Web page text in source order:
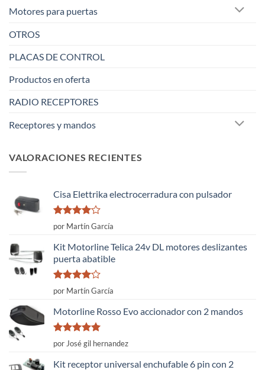
Motores para puertas
OTROS
PLACAS DE CONTROL
Productos en oferta
RADIO RECEPTORES
Receptores y mandos
VALORACIONES RECIENTES
Cisa Elettrika electrocerradura con pulsador
Valorado
con
5
por Martín García
Kit Motorline Telica 24v DL motores deslizantes
puerta abatible
Valorado
con
5
por Martín García
Motorline Rosso Evo accionador con 2 mandos
Valorado
con
de 5
por José gil hernandez
Kit receptor universal enchufable 6 pin con 2